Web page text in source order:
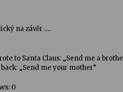
na závěr ….
to Santa Claus: „Send me a
„Send me your mother“
0